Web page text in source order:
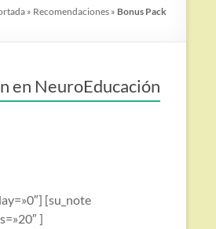
» Recomendaciones » Bonus Pack
en NeuroEducación
[su_note
]